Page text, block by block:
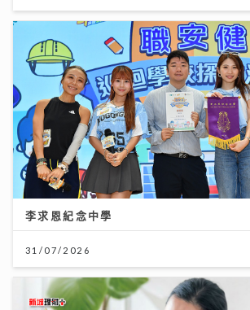
李求恩紀念中學
31/07/2026